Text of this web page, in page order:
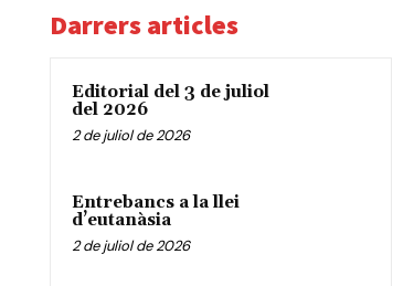
Darrers articles
Editorial del 3 de juliol
del 2026
2 de juliol de 2026
Entrebancs a la llei
d’eutanàsia
2 de juliol de 2026